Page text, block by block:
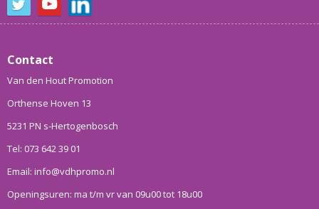
Contact
Van den Hout Promotion
Orthense Hoven 13
5231 PN s-Hertogenbosch
Tel: 073 642 39 01
Email: info@vdhpromo.nl
Openingsuren: ma t/m vr van 09u00 tot 18u00